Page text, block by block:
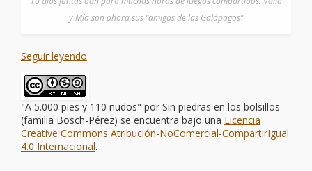
y Mía son ahora sus “amigas de las Galápagos”
Seguir leyendo
"A 5.000 pies y 110 nudos" por Sin piedras en los bolsillos
(familia Bosch-Pérez) se encuentra bajo una Licencia
Creative Commons Atribución-NoComercial-CompartirIgual
4.0 Internacional.